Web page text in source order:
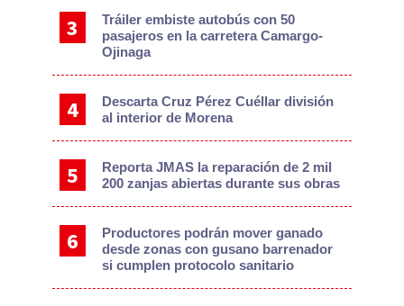
Tráiler embiste autobús con 50
pasajeros en la carretera Camargo-
Ojinaga
Descarta Cruz Pérez Cuéllar división
al interior de Morena
Reporta JMAS la reparación de 2 mil
200 zanjas abiertas durante sus obras
Productores podrán mover ganado
desde zonas con gusano barrenador
si cumplen protocolo sanitario